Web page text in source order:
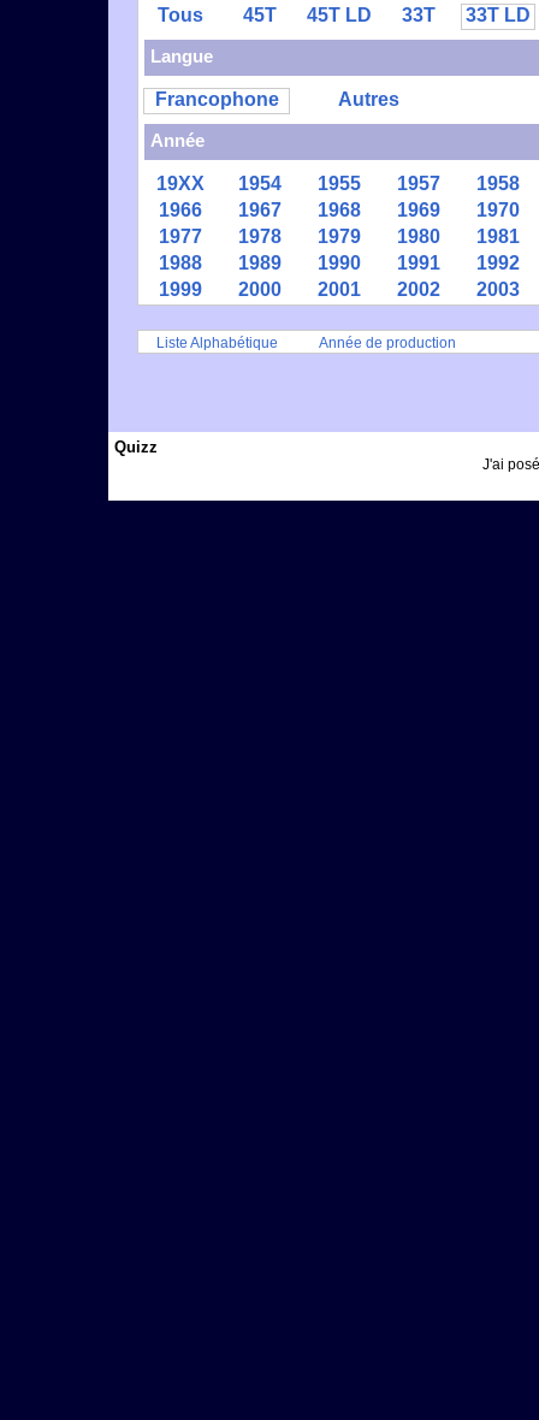
Tous 45T 45T LD 33T
33T LD
Langue
Francophone
Autres
Année
19XX 1954 1955 1957
1958
1966
1967 1968 1969
1970
1977
1978 1979 1980
1981
1988
1989 1990 1991
1992
1999
2000 2001 2002 2003
Liste Alphabétique Année de production
Quizz
J'ai